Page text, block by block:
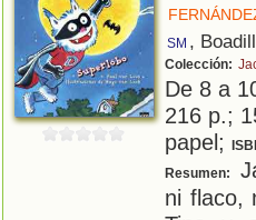
SM ,
Colección:
De 8 a
216 p.;
papel;
Resumen:
ni flaco,